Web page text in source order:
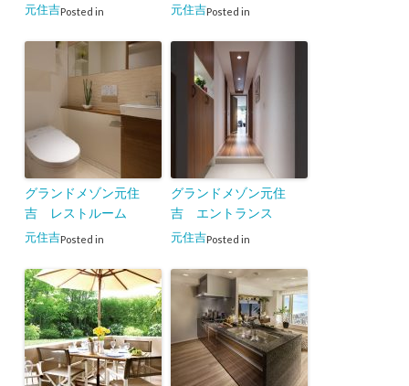
Posted in
元住吉 Posted in
元住吉
グランドメゾン元住
吉 レストルーム
Posted in
元住吉
グランドメゾン元住
吉 エントランス
Posted in
元住吉